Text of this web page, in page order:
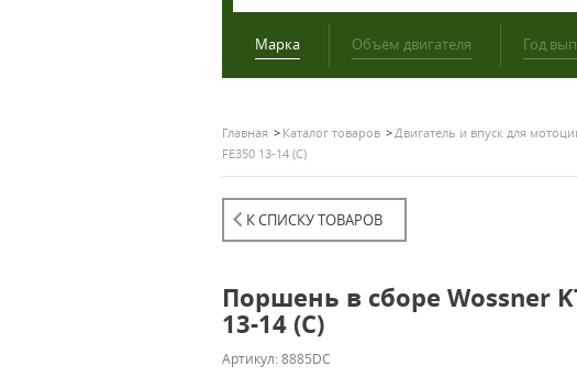
Марка Объём двигателя Год
Главная Каталог товаров Двигатель и впуск для
FE350 13-14 (C)
К СПИСКУ ТОВАРОВ
Поршень в сборе Wossner
13-14 (C)
Артикул: 8885DC